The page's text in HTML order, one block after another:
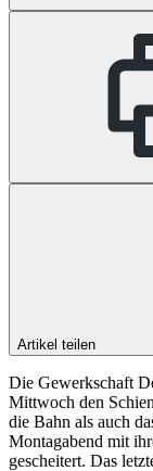
Artikel teilen
Die Gewerkschaft
Mittwoch den
die Bahn als auch
Montagabend mit
gescheitert. Das